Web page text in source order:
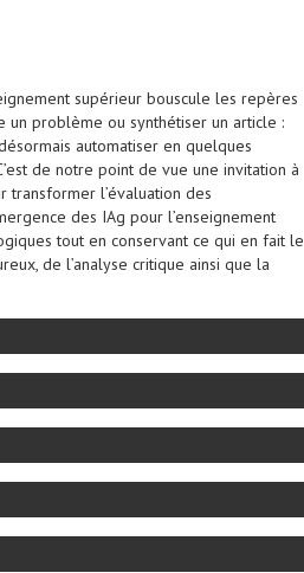
supérieur bouscule les repères
un problème ou synthétiser un article :
automatiser en quelques
de notre point de vue une invitation à
l’évaluation des
des IAg pour l’enseignement
tout en conservant ce qui en fait le
de l’analyse critique ainsi que la